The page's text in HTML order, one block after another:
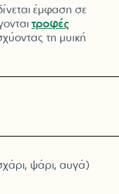
έμφαση σε
τροφές
τη μυϊκή
ψάρι, αυγά)